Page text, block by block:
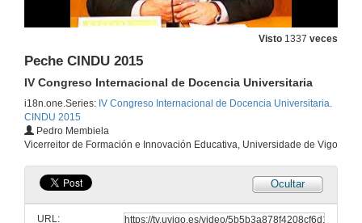
Visto 1337 veces
Peche CINDU 2015
IV Congreso Internacional de Docencia Universitaria
i18n.one.Series: IV Congreso Internacional de Docencia Universitaria.
CINDU 2015
Pedro Membiela
Vicerreitor de Formación e Innovación Educativa, Universidade de Vigo
Ocultar
URL:
27 de xuño de 2015
27 de xuño de 2015
Tema 2
Tema 3